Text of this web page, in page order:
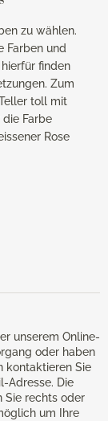
zu wählen.
Farben und
finden
Zum
toll mit
Farbe
Rose
unserem Online-
oder haben
kontaktieren Sie
Adresse. Die
Sie rechts oder
um Ihre